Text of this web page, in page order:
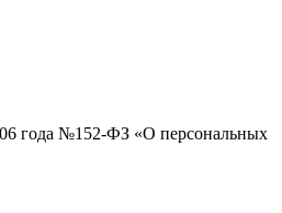
года №152-ФЗ «О персональных